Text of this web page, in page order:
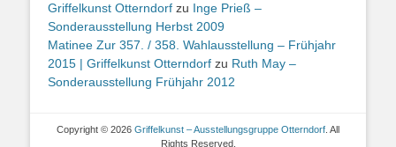
Griffelkunst Otterndorf zu Inge Prieß –
Sonderausstellung Herbst 2009
Matinee Zur 357. / 358. Wahlausstellung – Frühjahr
2015 | Griffelkunst Otterndorf zu Ruth May –
Sonderausstellung Frühjahr 2012
Copyright © 2026 Griffelkunst – Ausstellungsgruppe Otterndorf . All
Rights Reserved.